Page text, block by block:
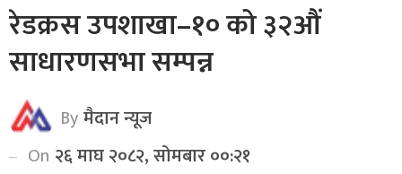
रेडक्रस उपशाखा–१० को ३२औं
साधारणसभा सम्पन्न
Byमैदान न्यूज
On २६ माघ २०८२, सोमबार ००:२१